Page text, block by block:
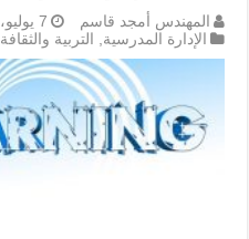
المهندس أمجد قاسم
7 يوليو، 2021
الإدارة المدرسية
التربية والثقافة